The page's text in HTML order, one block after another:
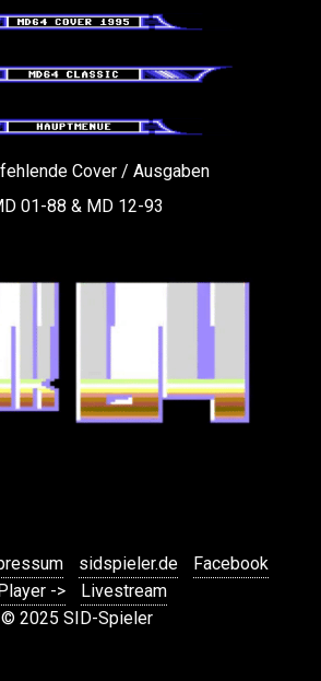
Cover / Ausgaben
01-88 & MD 12-93
sidspieler.de
Facebook
Player ->
Livestream
© 2025 SID-Spieler